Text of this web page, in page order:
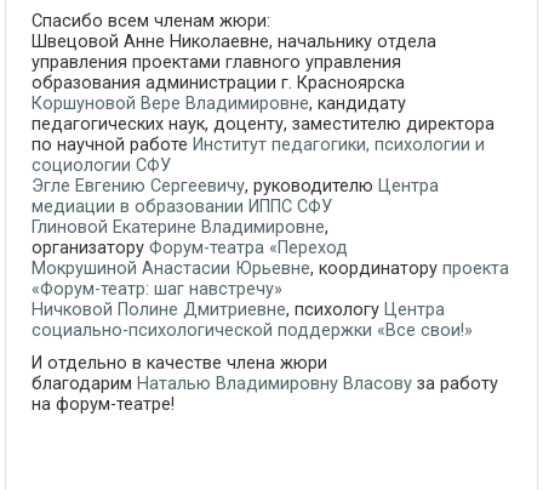
Спасибо всем членам жюри:
Швецовой Анне Николаевне, начальнику отдела
управления проектами главного управления
образования администрации г. Красноярска
Коршуновой Вере Владимировне, кандидату
педагогических наук, доценту, заместителю директора
по научной работе Институт педагогики, психологии и
социологии СФУ
Эгле Евгению Сергеевичу, руководителю Центра
медиации в образовании ИППС СФУ
Глиновой Екатерине Владимировне,
организаторуФорум-театра «Переход
Мокрушиной Анастасии Юрьевне, координаторупроекта
«Форум-театр: шаг навстречу»
Ничковой Полине Дмитриевне, психологу Центра
социально-психологической поддержки «Все свои!»
И отдельно в качестве члена жюри
благодарим Наталью Владимировну Власову за работу
на форум-театре!